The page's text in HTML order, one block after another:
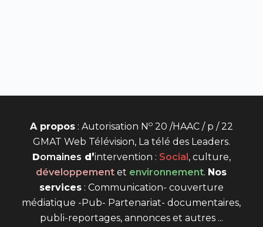
A propos: Autorisation N o20 /HAAC / p / 22
GMAT Web Télévision, La télé des Leaders.
Domaines d’intervention : Social , culture,
développement et environnement. Nos
services: Communication- couverture
médiatique -Pub- Partenariat- documentaires,
publi-reportages, annonces et autres ...